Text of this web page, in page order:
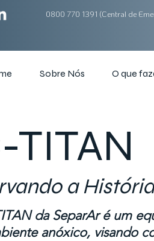
0800 770 1391 (Central de
Sobre Nós O que
TITAN
a
da SeparAr é um
anóxico, visando